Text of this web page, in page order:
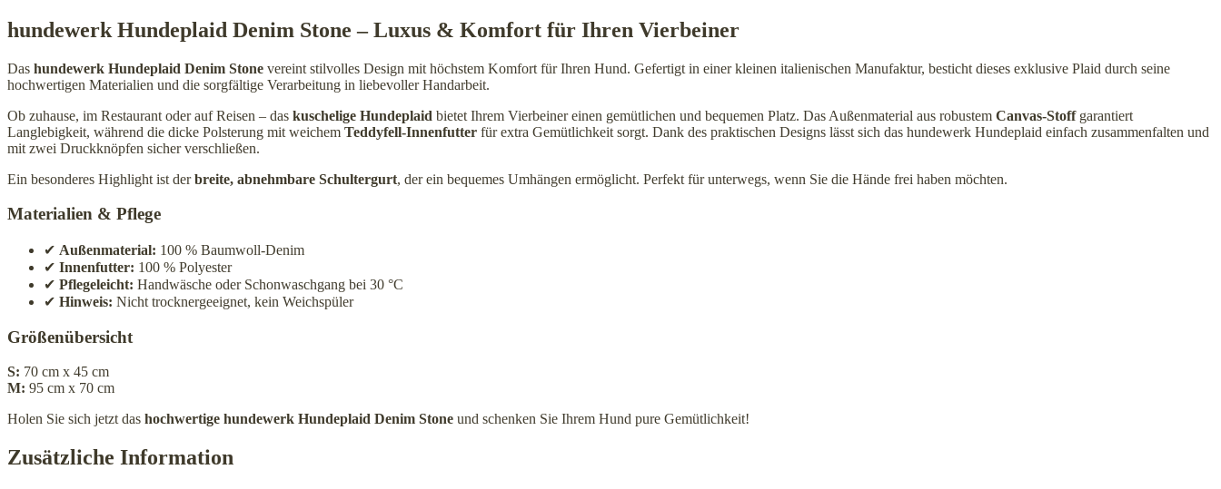
hundewerk Hundeplaid Denim Stone – Luxus & Komfort für Ihren Vierbeiner
Das hundewerk Hundeplaid Denim Stone vereint stilvolles Design mit höchstem Komfort für Ihren Hund. Gefertigt in einer kleinen italienischen Manufaktur, besticht dieses exklusive Plaid durch seine
hochwertigen Materialien und die sorgfältige Verarbeitung in liebevoller Handarbeit.
Ob zuhause, im Restaurant oder auf Reisen – das kuschelige Hundeplaid bietet Ihrem Vierbeiner einen gemütlichen und bequemen Platz. Das Außenmaterial aus robustem Canvas-Stoffgarantiert
Langlebigkeit, während die dicke Polsterung mit weichem Teddyfell-Innenfutter für extra Gemütlichkeit sorgt. Dank des praktischen Designs lässt sich das hundewerk Hundeplaid einfach zusammenfalten und
mit zwei Druckknöpfen sicher verschließen.
Ein besonderes Highlight ist derbreite, abnehmbare Schultergurt, der ein bequemes Umhängen ermöglicht. Perfekt für unterwegs, wenn Sie die Hände frei haben möchten.
Materialien & Pflege
✔ Außenmaterial: 100 % Baumwoll-Denim
✔ Innenfutter: 100 % Polyester
✔ Pflegeleicht: Handwäsche oder Schonwaschgang bei 30 °C
✔ Hinweis: Nicht trocknergeeignet, kein Weichspüler
Größenübersicht
S: 70 cm x 45 cm
M: 95 cm x 70 cm
Holen Sie sich jetzt das hochwertige hundewerk Hundeplaid Denim Stone und schenken Sie Ihrem Hund pure Gemütlichkeit!
Zusätzliche Information